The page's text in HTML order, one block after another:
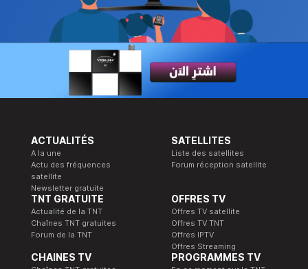
ACTUALITÉS
A la une
Actu des fréquences
satellite
Newsletter gratuite
SATELLITES
Liste des satellites
Forum réception satellite
TNT GRATUITE
Actualité de la TNT
Chaînes TNT gratuites
Forum de la TNT
OFFRES TV
Offres TV satellite
Offres TV TNT
Offres IPTV
Offres Streaming
CHAINES TV PROGRAMMES TV